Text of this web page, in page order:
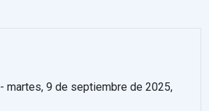
-martes, 9 de septiembre de 2025,